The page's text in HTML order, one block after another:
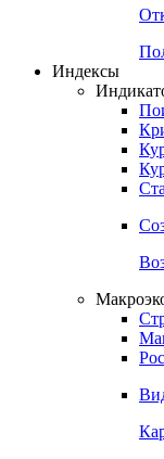
Индексы